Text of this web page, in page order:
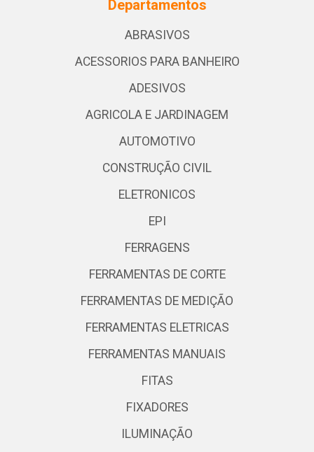
Departamentos
ABRASIVOS
ACESSORIOS PARA BANHEIRO
ADESIVOS
AGRICOLA E JARDINAGEM
AUTOMOTIVO
CONSTRUÇÃO CIVIL
ELETRONICOS
EPI
FERRAGENS
FERRAMENTAS DE CORTE
FERRAMENTAS DE MEDIÇÃO
FERRAMENTAS ELETRICAS
FERRAMENTAS MANUAIS
FITAS
FIXADORES
ILUMINAÇÃO